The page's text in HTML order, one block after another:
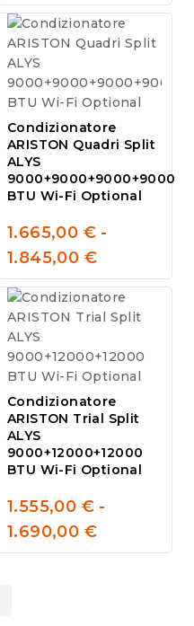
5
Condizionatore
ARISTON Quadri Split
ALYS
9000+9000+9000+9000
BTU Wi-Fi Optional
out
of
5
1.665,00 € -
1.845,00 €
Condizionatore
ARISTON Trial Split
ALYS
9000+12000+12000
BTU Wi-Fi Optional
out
of
1.555,00 € -
1.690,00 €